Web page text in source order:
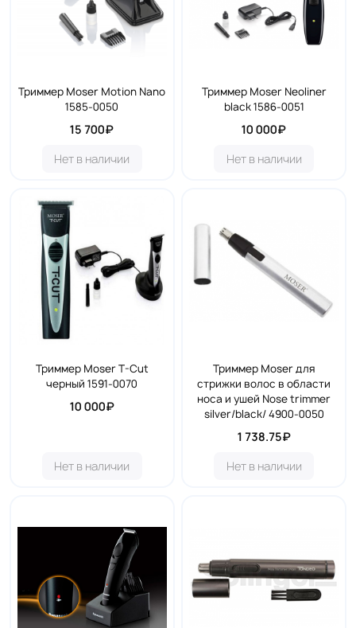
Триммер Moser Motion Nano
1585-0050
15 700₽
Нет в наличии
Триммер Moser Neoliner
black 1586-0051
10 000₽
Нет в наличии
Триммер Moser T-Cut
черный 1591-0070
10 000₽
Нет в наличии
Триммер Moser для
стрижки волос в области
носа и ушей Nose trimmer
silver/black/ 4900-0050
1 738.75₽
Нет в наличии